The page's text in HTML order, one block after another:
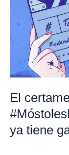
El
ya tiene